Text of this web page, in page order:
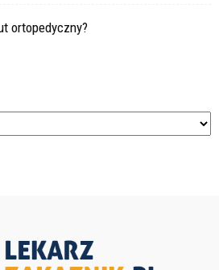
ortopedyczny?